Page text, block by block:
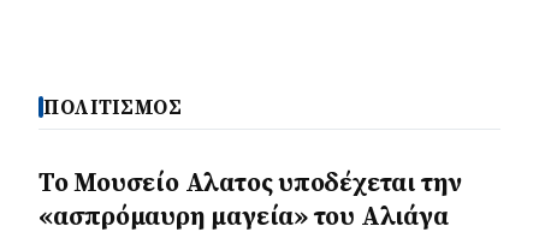
ΠΟΛΙΤΙΣΜΟΣ
Το Μουσείο Αλατος υποδέχεται την
«ασπρόμαυρη μαγεία» του Αλιάγα